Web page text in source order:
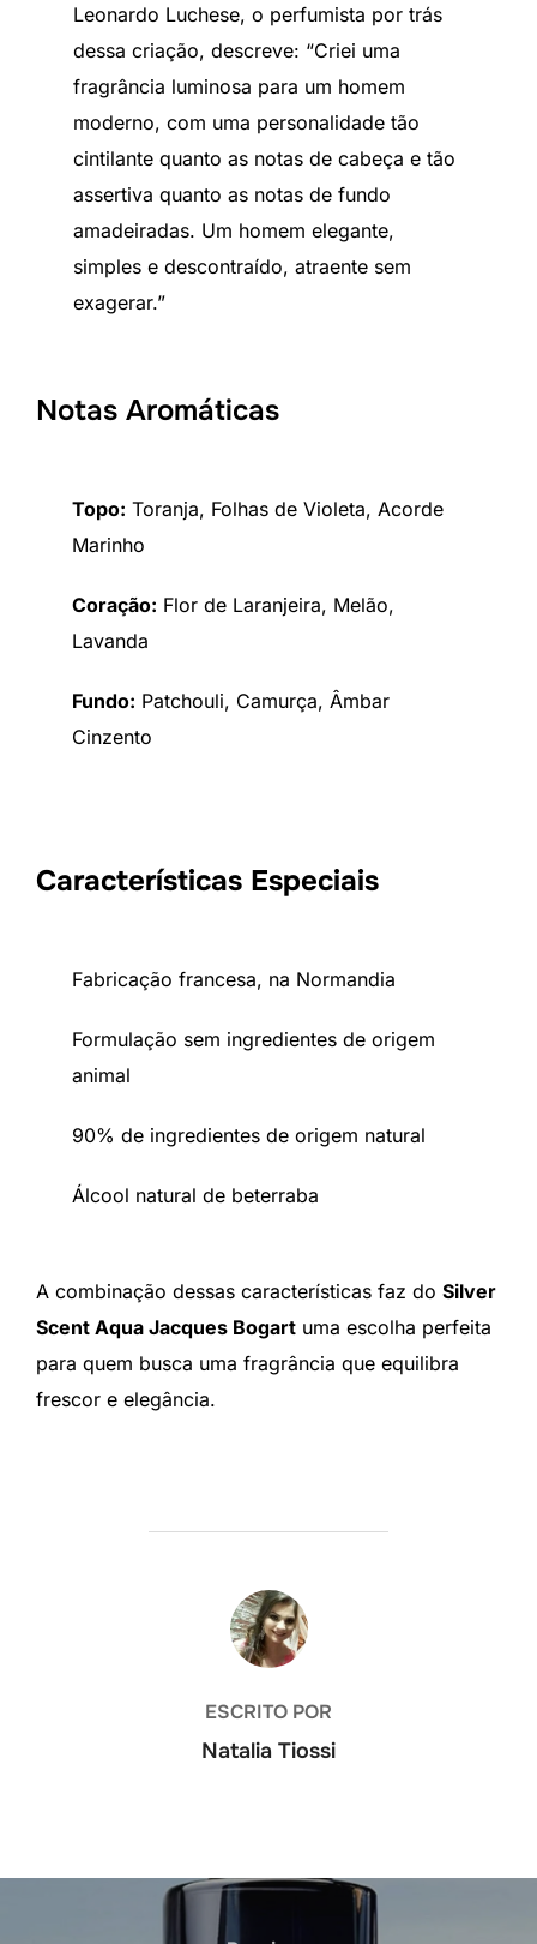
Leonardo Luchese, o perfumista por trás
dessa criação, descreve: “Criei uma
fragrância luminosa para um homem
moderno, com uma personalidade tão
cintilante quanto as notas de cabeça e tão
assertiva quanto as notas de fundo
amadeiradas. Um homem elegante,
simples e descontraído, atraente sem
exagerar.”
Notas Aromáticas
Topo: Toranja, Folhas de Violeta, Acorde
Marinho
Coração: Flor de Laranjeira, Melão,
Lavanda
Fundo: Patchouli, Camurça, Âmbar
Cinzento
Características Especiais
Fabricação francesa, na Normandia
Formulação sem ingredientes de origem
animal
90% de ingredientes de origem natural
Álcool natural de beterraba
A combinação dessas características faz do Silver
Scent Aqua Jacques Bogart uma escolha perfeita
para quem busca uma fragrância que equilibra
frescor e elegância.
AUTOR DO POST
ESCRITO POR
Natalia Tiossi
Navegação